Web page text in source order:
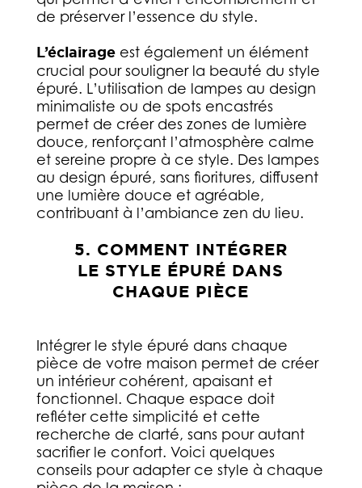
de préserver l’essence du style.
L’éclairageest également un élément
crucial pour souligner la beauté du style
épuré. L’utilisation de lampes au design
minimaliste ou de spots encastrés
permet de créer des zones de lumière
douce, renforçant l’atmosphère calme
et sereine propre à ce style. Des lampes
au design épuré, sans fioritures, diffusent
une lumière douce et agréable,
contribuant à l’ambiance zen du lieu.
5. COMMENT INTÉGRER
LE STYLE ÉPURÉ DANS
CHAQUE PIÈCE
Intégrer le style épuré dans chaque
pièce de votre maison permet de créer
un intérieur cohérent, apaisant et
fonctionnel. Chaque espace doit
refléter cette simplicité et cette
recherche de clarté, sans pour autant
sacrifier le confort. Voici quelques
conseils pour adapter ce style à chaque